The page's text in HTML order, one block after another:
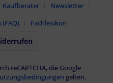
Kaufberater
Newsletter
Fachlexikon
reCAPTCHA, die Google
gelten.